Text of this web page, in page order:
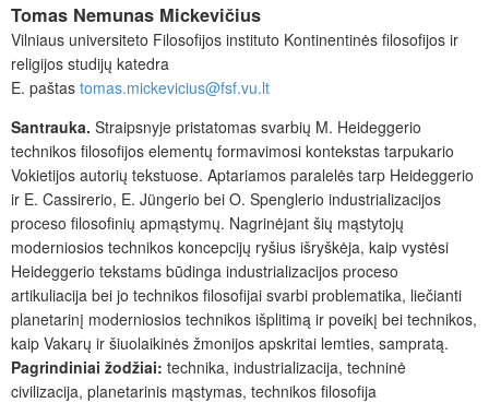
Tomas Nemunas Mickevičius
Vilniaus universiteto Filosofijos instituto Kontinentinės filosofijos ir
religijos studijų katedra
E. paštas tomas.mickevicius@fsf.vu.lt
Santrauka. Straipsnyje pristatomas svarbių M. Heideggerio
technikos filosofijos elementų formavimosi kontekstas tarpukario
Vokietijos autorių tekstuose. Aptariamos paralelės tarp Heideggerio
ir E. Cassirerio, E. Jüngerio bei O. Spenglerio industrializacijos
proceso filosofinių apmąstymų. Nagrinėjant šių mąstytojų
moderniosios technikos koncepcijų ryšius išryškėja, kaip vystėsi
Heideggerio tekstams būdinga industrializacijos proceso
artikuliacija bei jo technikos filosofijai svarbi problematika, liečianti
planetarinį moderniosios technikos išplitimą ir poveikį bei technikos,
kaip Vakarų ir šiuolaikinės žmonijos apskritai lemties, sampratą.
Pagrindiniai žodžiai: technika, industrializacija, techninė
civilizacija, planetarinis mąstymas, technikos filosofija